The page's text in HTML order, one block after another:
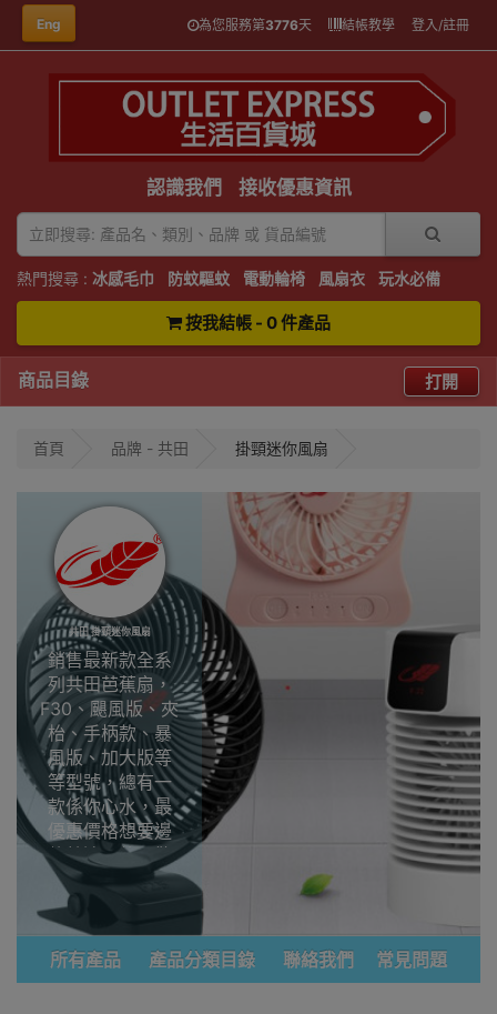
Eng 為您服務第3776天 結帳教學 登入/註冊
認識我們 接收優惠資訊
熱門搜尋 : 冰感毛巾 防蚊驅蚊 電動輪椅 風扇衣 玩水必備
按我結帳 - 0 件產品
商品目錄 打開
首頁 品牌 - 共田 掛頸迷你風扇
共田 掛頸迷你風扇
銷售最新款全系
列共田芭蕉扇，
F30、颶風版、夾
枱、手柄款、暴
風版、加大版等
等型號，總有一
款係你心水，最
優惠價格想要邊
款就邊一款，歡
迎到Outlet
Express HK香港
觀塘陳列室參觀
選購
共田掛頸迷你風
所有產品 產品分類目錄 聯絡我們 常見問題